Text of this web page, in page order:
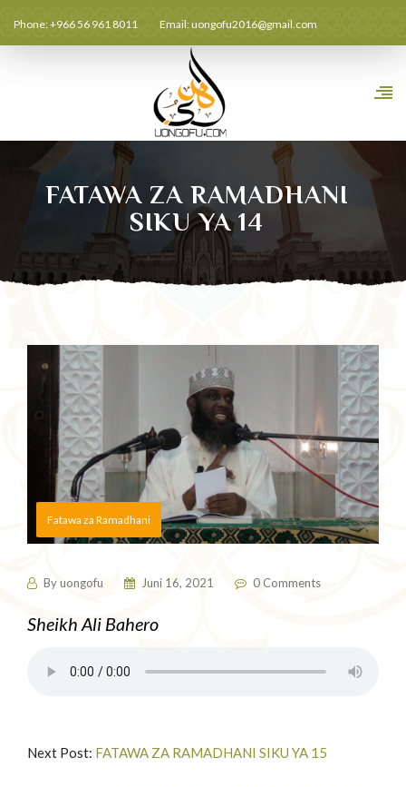
Phone: +966 56 961 8011 Email:uongofu2016@gmail.com
FATAWA ZA RAMADHANI
SIKU YA 14
Fatawa za Ramadhani
Byuongofu Juni 16, 2021 0 Comments
Sheikh Ali Bahero
Next Post: FATAWA ZA RAMADHANI SIKU YA 15